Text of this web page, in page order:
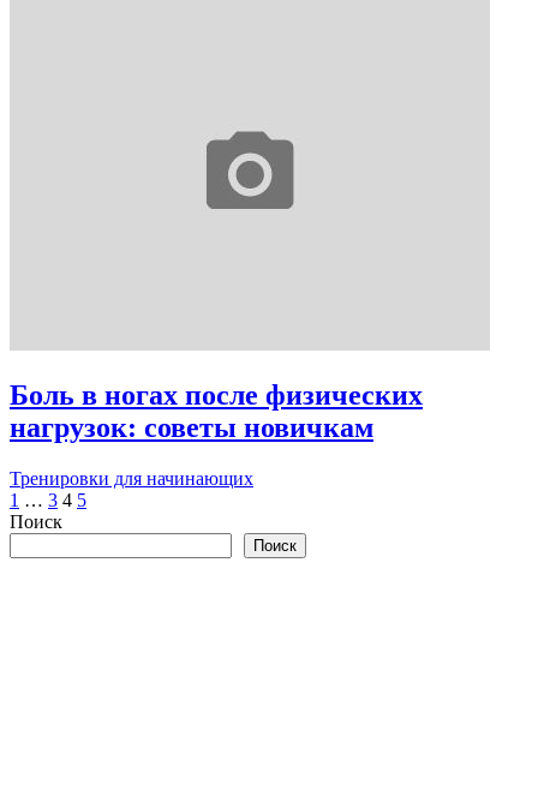
Боль в ногах после физических
нагрузок: советы новичкам
Тренировки для начинающих
Пагинация
записей
1 … 3 4 5
Поиск
Поиск